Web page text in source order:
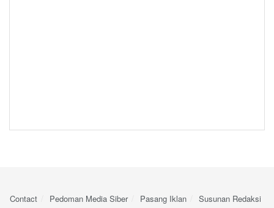
Contact Pedoman Media Siber Pasang Iklan Susunan Redaksi